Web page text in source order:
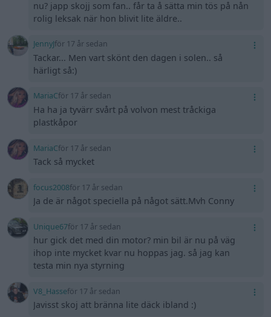
nu? japp skojj som fan.. får ta å sätta min tös på nån
rolig leksak när hon blivit lite äldre..
JennyJför 17 år sedan
Tackar... Men vart skönt den dagen i solen.. så
härligt så:)
MariaCför 17 år sedan
Ha ha ja tyvärr svårt på volvon mest tråckiga
plastkåpor
MariaCför 17 år sedan
Tack så mycket
focus2008för 17 år sedan
Ja de är något speciella på något sätt.Mvh Conny
Unique67för 17 år sedan
hur gick det med din motor? min bil är nu på väg
ihop inte mycket kvar nu hoppas jag. så jag kan
testa min nya styrning
V8_Hasseför 17 år sedan
Javisst skoj att bränna lite däck ibland :)